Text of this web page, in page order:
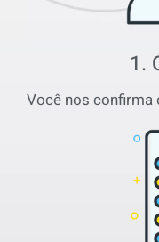
1.
Você nos confirma